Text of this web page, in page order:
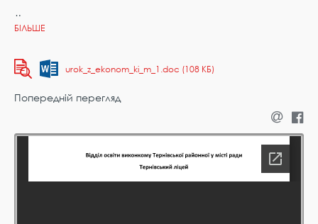
urok_z_ekonom_ki_m_1.doc (108 КБ)
Попередній перегляд